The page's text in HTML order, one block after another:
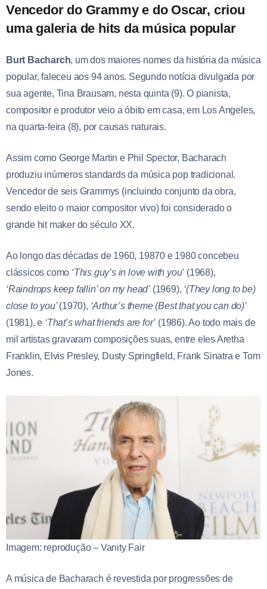
Vencedor do Grammy e do Oscar, criou
uma galeria de hits da música popular
Burt Bacharch, um dos maiores nomes da história da música
popular, faleceu aos 94 anos. Segundo notícia divulgada por
sua agente, Tina Brausam, nesta quinta (9). O pianista,
compositor e produtor veio a óbito em casa, em Los Angeles,
na quarta-feira (8), por causas naturais.
Assim como George Martin e Phil Spector, Bacharach
produziu inúmeros standards da música pop tradicional.
Vencedor de seis Grammys (incluindo conjunto da obra,
sendo eleito o maior compositor vivo) foi considerado o
grande hit maker do século XX.
Ao longo das décadas de 1960, 19870 e 1980 concebeu
clássicos como ‘This guy’s in love with you’ (1968),
‘Raindrops keep fallin’ on my head’ (1969), ‘(They long to be)
close to you’(1970), ‘Arthur’s theme (Best that you can do)’
(1981), e ‘That’s what friends are for’ (1986). Ao todo mais de
mil artistas gravaram composições suas, entre eles Aretha
Franklin, Elvis Presley, Dusty Springfield, Frank Sinatra e Tom
Jones.
Imagem: reprodução – Vanity Fair
A música de Bacharach é revestida por progressões de